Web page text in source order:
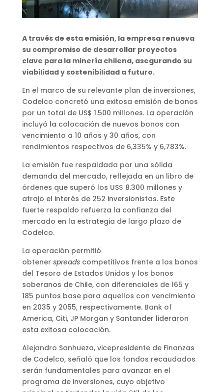
A través de esta emisión, la empresa renueva
su compromiso de desarrollar proyectos
clave para la minería chilena, asegurando su
viabilidad y sostenibilidad a futuro.
En el marco de su relevante plan de inversiones,
Codelco concretó una exitosa emisión de bonos
por un total de US$ 1.500 millones. La operación
incluyó la colocación de nuevos bonos con
vencimiento a 10 años y 30 años, con
rendimientos respectivos de 6,335% y 6,783%.
La emisión fue respaldada por una sólida
demanda del mercado, reflejada en un libro de
órdenes que superó los US$ 8.300 millones y
atrajo el interés de 252 inversionistas. Este
fuerte respaldo refuerza la confianza del
mercado en la estrategia de largo plazo de
Codelco.
La operación permitió
obtener spreadscompetitivos frente a los bonos
del Tesoro de Estados Unidos y los bonos
soberanos de Chile, con diferenciales de 165 y
185 puntos base para aquellos con vencimiento
en 2035 y 2055, respectivamente. Bank of
America, Citi, JP Morgan y Santander lideraron
esta exitosa colocación.
Alejandro Sanhueza, vicepresidente de Finanzas
de Codelco, señaló que los fondos recaudados
serán fundamentales para avanzar en el
programa de inversiones, cuyo objetivo